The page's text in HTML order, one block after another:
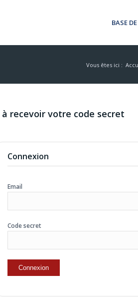
BASE
Vous êtes ici :
recevoir votre code secret
Connexion
Email
Code secret